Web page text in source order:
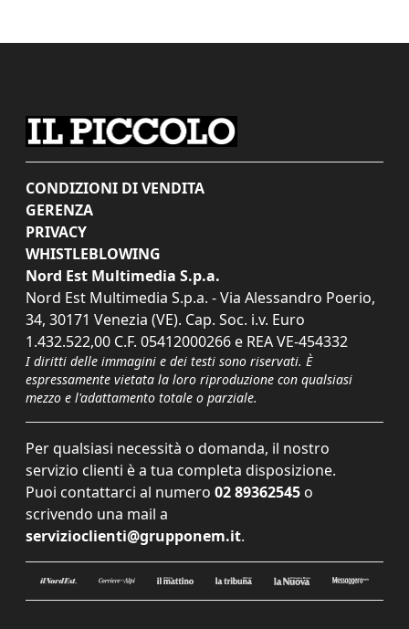
CONDIZIONI DI VENDITA
GERENZA
PRIVACY
WHISTLEBLOWING
Nord Est Multimedia S.p.a.
Nord Est Multimedia S.p.a. - Via Alessandro Poerio,
34, 30171 Venezia (VE). Cap. Soc. i.v. Euro
1.432.522,00 C.F. 05412000266 e REA VE-454332
I diritti delle immagini e dei testi sono riservati. È
espressamente vietata la loro riproduzione con qualsiasi
mezzo e l'adattamento totale o parziale.
Per qualsiasi necessità o domanda, il nostro
servizio clienti è a tua completa disposizione.
Puoi contattarci al numero 02 89362545 o
scrivendo una mail a
servizioclienti@grupponem.it.